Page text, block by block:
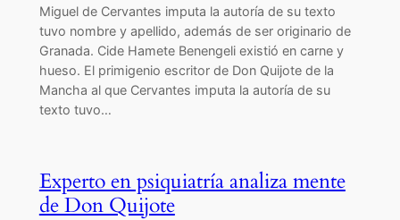
Miguel de Cervantes imputa la autoría de su texto
tuvo nombre y apellido, además de ser originario de
Granada. Cide Hamete Benengeli existió en carne y
hueso. El primigenio escritor de Don Quijote de la
Mancha al que Cervantes imputa la autoría de su
texto tuvo…
Experto en psiquiatría analiza mente
de Don Quijote